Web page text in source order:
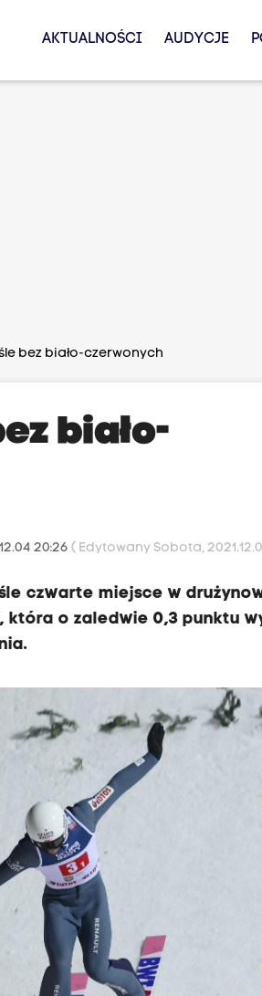
AKTUALNOŚCI AUDYCJE
bez biało-czerwonych
biało-
20:26( Edytowany Sobota,
czwarte miejsce w
o zaledwie 0,3 punktu